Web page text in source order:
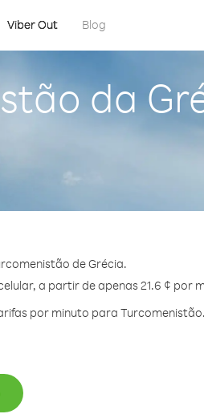
Viber Out Blog
da
de Grécia.
a partir de apenas 21.6 ¢ por
por minuto para Turcomenistão.